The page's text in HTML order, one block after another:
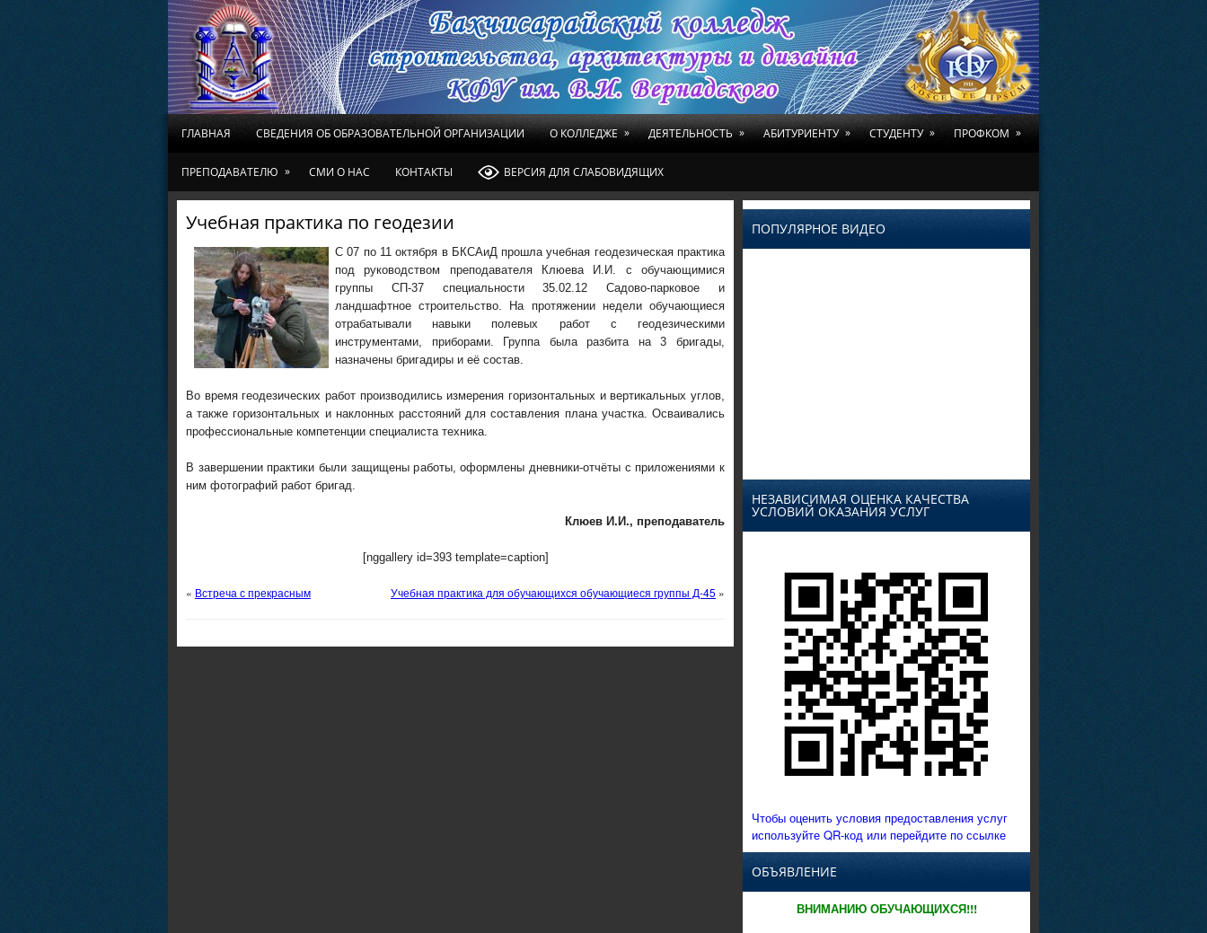
ГЛАВНАЯ СВЕДЕНИЯ ОБ ОБРАЗОВАТЕЛЬНОЙ ОРГАНИЗАЦИИ О КОЛЛЕДЖЕ » ДЕЯТЕЛЬНОСТЬ » АБИТУРИЕНТУ » СТУДЕНТУ » ПРОФКОМ »
ПРЕПОДАВАТЕЛЮ » СМИ О НАС КОНТАКТЫ ВЕРСИЯ ДЛЯ СЛАБОВИДЯЩИХ
Учебная практика по геодезии
С 07 по 11 октября в БКСАиД прошла учебная геодезическая практика
под руководством преподавателя Клюева И.И. с обучающимися
группы СП-37 специальности 35.02.12 Садово-парковое и
ландшафтное строительство. На протяжении недели обучающиеся
отрабатывали навыки полевых работ с геодезическими
инструментами, приборами. Группа была разбита на 3 бригады,
назначены бригадиры и её состав.
Во время геодезических работ производились измерения горизонтальных и вертикальных углов,
а также горизонтальных и наклонных расстояний для составления плана участка. Осваивались
профессиональные компетенции специалиста техника.
В завершении практики были защищены работы, оформлены дневники-отчёты с приложениями к
ним фотографий работ бригад.
Клюев И.И., преподаватель
[nggallery id=393 template=caption]
« Встреча с прекрасным Учебная практика для обучающихся обучающиеся группы Д-45 »
ПОПУЛЯРНОЕ ВИДЕО
НЕЗАВИСИМАЯ ОЦЕНКА КАЧЕСТВА
УСЛОВИЙ ОКАЗАНИЯ УСЛУГ
Чтобы оценить условия предоставления услуг
используйте QR-код или перейдите по ссылке
ОБЪЯВЛЕНИЕ
ВНИМАНИЮ ОБУЧАЮЩИХСЯ!!!